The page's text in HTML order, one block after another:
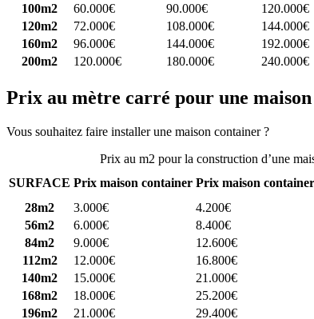
100m2
60.000€ 90.000€
120.000€
120m2
72.000€ 108.000€
144.000€
160m2
96.000€ 144.000€
192.000€
200m2
120.000€ 180.000€ 240.000€
Prix au mètre carré pour une
Vous souhaitez faire installer une maison container ?
Prix au m2 pour la construction d’une
SURFACE Prix maison container Prix maison
28m2
3.000€ 4.200€
56m2
6.000€ 8.400€
84m2
9.000€ 12.600€
112m2
12.000€ 16.800€
140m2
15.000€ 21.000€
168m2
18.000€ 25.200€
196m2
21.000€ 29.400€